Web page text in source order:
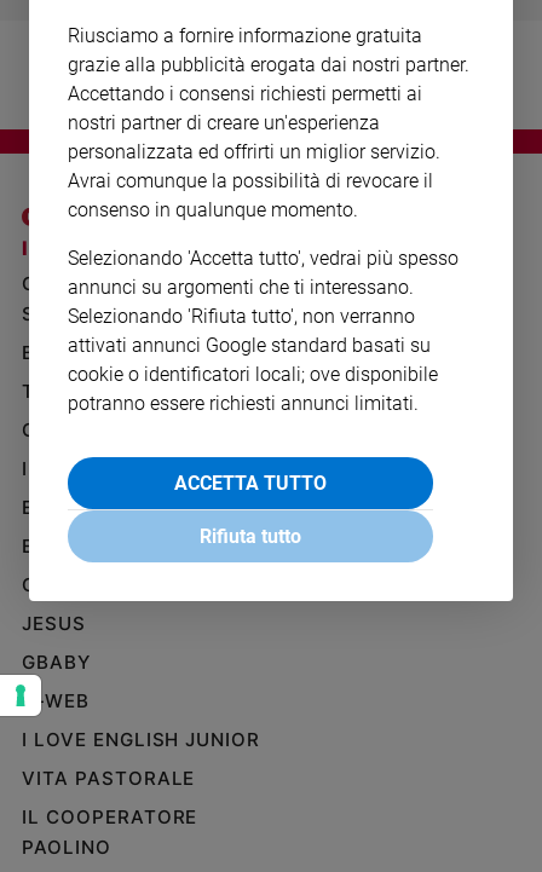
giorno
giorno
Società
e
valori
Ambiente
Creato
Volontariato
Diritti
Aziende
di
valore
della
settimana
Migranti
Diversità
e
inclusione
Costume
Cultura
e
I SITI SAN PAOLO
GRUPPO EDITORIALE
SAN PAOLO
BENESSERE
TELENOVA
GAZZETTA D'ALBA
IL GIORNALINO
EDICOLA SAN PAOLO
EDIZIONI SAN PAOLO
CREDERE
JESUS
GBABY
G-WEB
I LOVE ENGLISH JUNIOR
VITA PASTORALE
IL COOPERATORE
PAOLINO
NOTE LEGALI
PRIVACY POLICY
INFORMATIVA
WHISTLEBLOWING
SOCIAL
Riusciamo a fornire informazione gratuita
grazie alla pubblicità erogata dai nostri partner.
Accettando i consensi richiesti permetti ai
nostri partner di creare un'esperienza
personalizzata ed offrirti un miglior servizio.
Avrai comunque la possibilità di revocare il
consenso in qualunque momento.
Selezionando 'Accetta tutto', vedrai più spesso
annunci su argomenti che ti interessano.
Selezionando 'Rifiuta tutto', non verranno
attivati annunci Google standard basati su
cookie o identificatori locali; ove disponibile
potranno essere richiesti annunci limitati.
ACCETTA TUTTO
Rifiuta tutto